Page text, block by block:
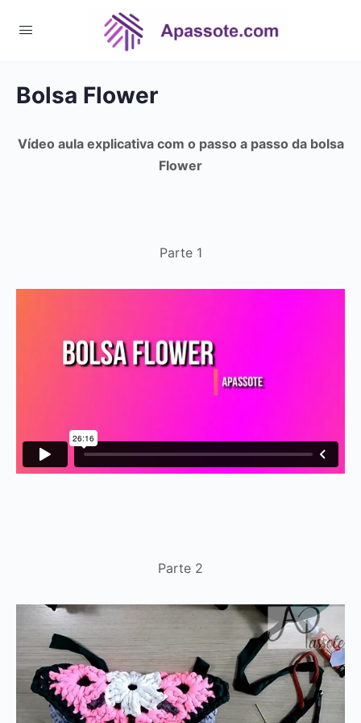
Bolsa Flower
Vídeo aula explicativa com o passo a passo da bolsa
Flower
Parte 1
Parte 2